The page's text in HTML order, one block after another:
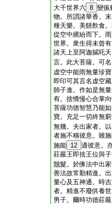
大千世界六 8 變振
物。所謂諸華香。
種天樂。美饍飮食
從空中繽紛而下。
世界。衆生得未曾
諸天上至阿迦膩吒
言。此大菩薩。可
虚空中能雨無量珍
即印可其言名虚空
師子進。作如是無
有。捨憍慢心合掌
菩薩功徳智慧乃能
寶。充足一切終無
無幾。夫出家者。
者施不稱彼意。雖
施能 12 適彼意。
莊嚴王即捨王位與
鬚髮。於佛法中出
善法故常勤精進。
量心及五神通。時
者。精進不廢供養
男子。爾時功徳莊